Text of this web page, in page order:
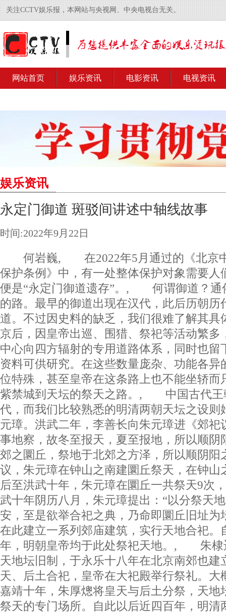
关注CCTV娱乐报，本网站与央视网、中央电视台无关。
网站首页 娱乐资讯 电影资讯 电视资讯
娱乐资讯
永定门御道 斑驳间讲述中轴线故事
时间:2022年9月22日
何岩巍, 在2022年5月通过的《北京中
保护条例》中，有一处整体保护对象需要人
便是“永定门御道遗存”。, 何谓御道？通
的路。最早的御道出现在汉代，此后历朝历
道。不过因史料的缺乏，我们很难了解其具
京后，因皇帝出巡、围猎、祭祀等活动繁多
中心向四方辐射的专用道路体系，同时也留
资料可供研究。在这些数量庞杂、功能各异
位特殊，甚至皇帝在这条路上也不能坐轿而
紫禁城到天坛的祭天之路。, 中国古代王
代，而我们比较熟悉的明清两朝天坛之设则
元璋。洪武二年，李善长向朱元璋进《郊祀
事地察，故冬至报天，夏至报地，所以顺阴
郊之圜丘，祭地于北郊之方泽，所以顺阴阳
议，朱元璋在钟山之南建圜丘祭天，在钟山
后至洪武十年，朱元璋在圜丘一共祭天9次
武十年阴历八月，朱元璋提出：“以分祭天
安，至是欲举合祀之典，乃命即圜丘旧址为
在此建立一系列郊庙建筑，实行天地合祀。
年，明朝皇帝均于此处祭祀天地。, 朱棣
天地坛旧制，于永乐十八年在北京南郊也建
天、后土合祀，皇帝在大祀殿举行祭礼。大
嘉靖十年，朱厚熜将皇天与后土分祭，天地
祭天的专门场所。自此以后近四百年，明清